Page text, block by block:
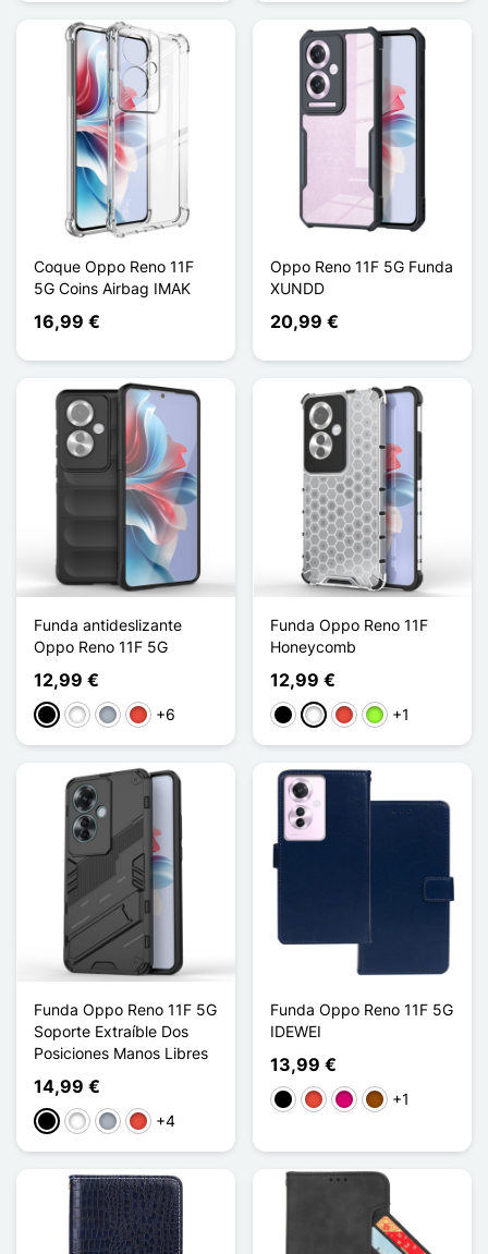
Coque Oppo Reno 11F
5G Coins Airbag IMAK
16,99 €
Oppo Reno 11F 5G Funda
XUNDD
20,99 €
Funda antideslizante
Oppo Reno 11F 5G
12,99 €
NegroBlanco
Gris Rojo+6
Funda Oppo Reno 11F
Honeycomb
12,99 €
NegroBlancoRojoVerde manzana
+1
Funda Oppo Reno 11F 5G
Soporte Extraíble Dos
Posiciones Manos Libres
14,99 €
NegroBlanco
Gris Rojo+4
Funda Oppo Reno 11F 5G
IDEWEI
13,99 €
NegroRojoMagenta
Marrón
+1